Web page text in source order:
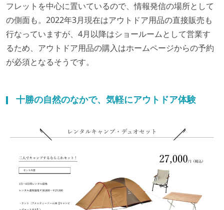
フレットを中心に置いているので、情報発信の場所として
の側面も。2022年3月現在はアウトドア用品の直接販売も
行なっていますが、4月以降はショールームとして営業す
るため、アウトドア用品の購入はホームページからの予約
が必須となるそうです。
十勝の自然のなかで、気軽にアウトドア体験